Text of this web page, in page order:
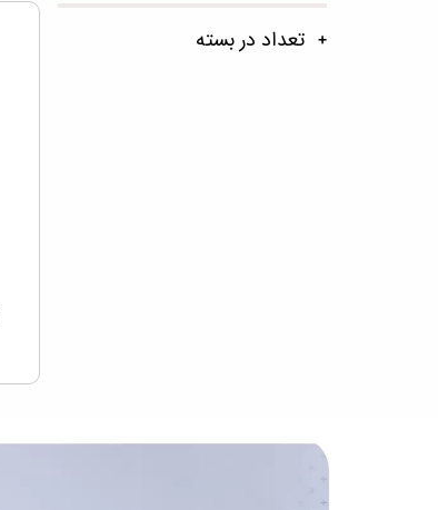
تعداد در بسته